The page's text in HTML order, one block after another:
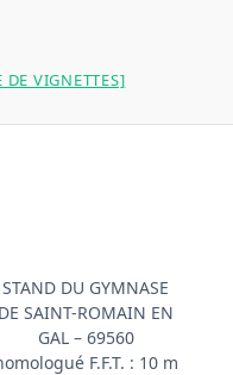
DE VIGNETTES]
STAND DU GYMNASE
DE SAINT-ROMAIN EN
GAL – 69560
F.F.T. : 10 m